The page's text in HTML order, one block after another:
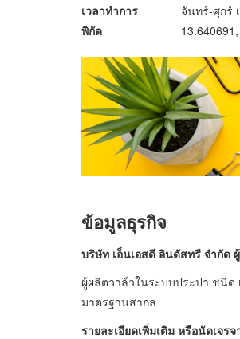
เวลาทำการ
จันทร์-ศุกร์
พิกัด
ข้อมูลธุรกิจ
บริษัท เอ็นเอสดี อินดัสทรี จำกัด
ผู้ผลิตวาล์วในระบบประปา ชนิด
มาตรฐานสากล
รายละเอียดเพิ่มเติม หรือนัดเจร